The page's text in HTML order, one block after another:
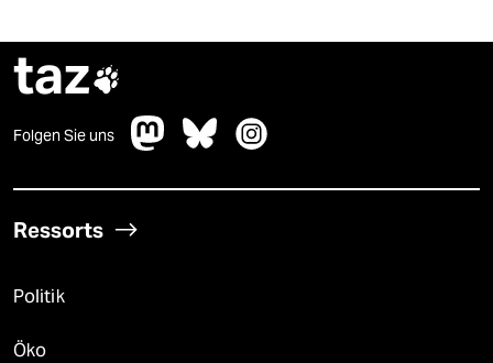
taz
Folgen Sie uns
Ressorts
Politik
Öko